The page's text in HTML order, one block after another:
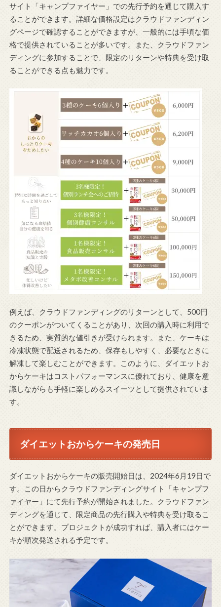
サイト「キャンプファイヤー」での先行予約を通じて購入す
ることができます。詳細な価格設定はクラウドファンディン
グページで確認することができますが、一般的には手頃な価
格で提供されていることが多いです。また、クラウドファン
ディングに参加することで、限定のリターンや特典を受け取
ることができる点も魅力です。
例えば、クラウドファンディングのリターンとして、500円
のクーポンがついてくることがあり、次回の購入時に利用で
きるため、実質的な値引きが受けられます。また、ケーキは
冷凍状態で配送されるため、保存もしやすく、必要なときに
解凍して楽しむことができます。このように、ダイエットお
からケーキはコストパフォーマンスに優れており、健康を意
識しながらも手軽に楽しめるスイーツとして提供されていま
す。
ダイエットおからケーキの発売日
ダイエットおからケーキの販売開始日は、2024年6月19日で
す。この日からクラウドファンディングサイト「キャンプフ
ァイヤー」にて先行予約が開始されました。クラウドファン
ディングを通じて、限定商品の先行購入や特典を受け取るこ
とができます。プロジェクトが成功すれば、購入者にはケー
キが順次発送される予定です。